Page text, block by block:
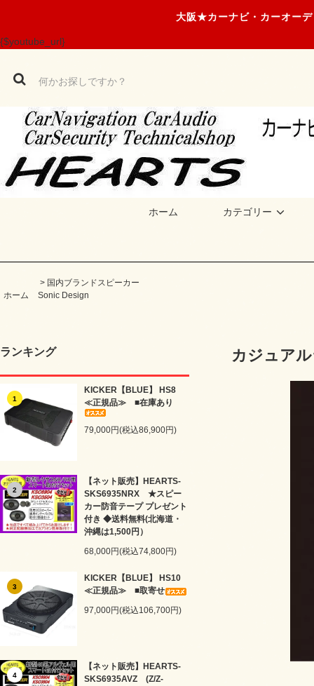
大阪★カーナビ・カーオー
{$youtube_url}
ホーム カテゴリー
ホーム
> 国内ブランドスピーカー
Sonic Design
ランキング
1
KICKER【BLUE】 HS8
≪正規品≫ ■在庫あり
79,000円(税込86,900円)
2
【ネット販売】HEARTS-
SKS6935NRX ★スピー
カー防音テープ プレゼント
付き ◆送料無料(北海道・
沖縄は1,500円）
68,000円(税込74,800円)
3
KICKER【BLUE】 HS10
≪正規品≫ ■取寄せ
97,000円(税込106,700円)
4
【ネット販売】HEARTS-
SKS6935AVZ (Z/Z-
カジュア